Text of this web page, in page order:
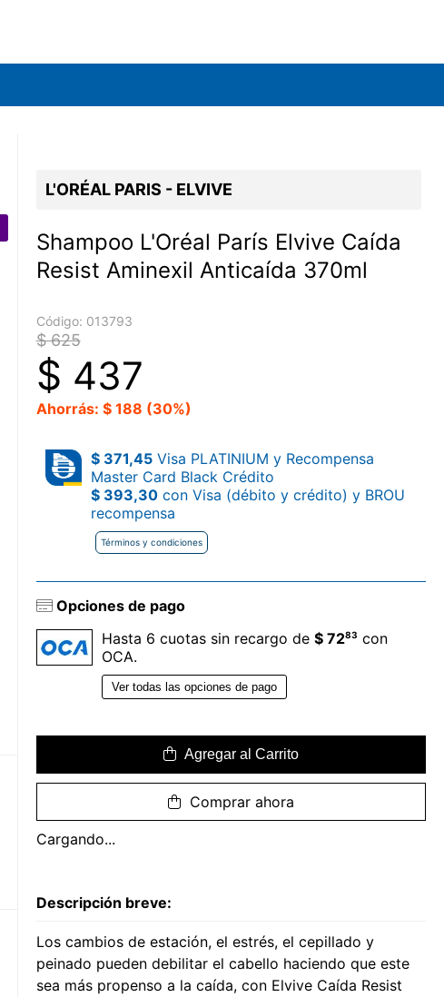
L'ORÉAL PARIS - ELVIVE
Shampoo L'Oréal París Elvive Caída
Resist Aminexil Anticaída 370ml
Código: 013793
$ 625
$ 437
Ahorrás: $ 188 (30%)
$ 371,45Visa PLATINIUM y Recompensa
Master Card Black Crédito
$ 393,30con Visa (débito y crédito) y BROU
recompensa
Términos y condiciones
Opciones de pago
Hasta 6 cuotas sin recargo de $ 7283 con
OCA.
Ver todas las opciones de pago
Agregar al Carrito
Comprar ahora
Cargando...
Descripción breve:
Los cambios de estación, el estrés, el cepillado y
peinado pueden debilitar el cabello haciendo que este
sea más propenso a la caída, con Elvive Caída Resist